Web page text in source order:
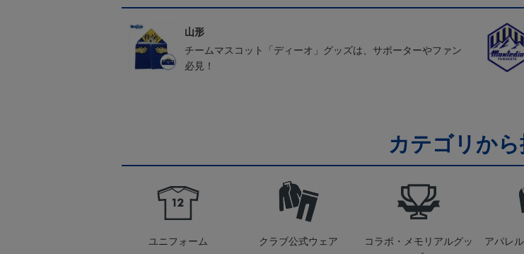
山形
チームマスコット「ディーオ」グッズは、サポーターやファン
必見！
カテゴリか
ユニフォーム クラブ公式ウェア
コラボ・メモリアルグッ
アパレ